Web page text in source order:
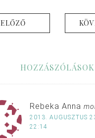
ELŐZŐ
HOZZÁSZÓLÁSOK
Rebeka Anna
2013. AUGUSZTUS
22:14